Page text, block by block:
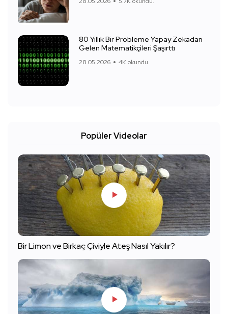
80 Yıllık Bir Probleme Yapay Zekadan
Gelen Matematikçileri Şaşırttı
28.05.2026 4K okundu.
Popüler Videolar
Bir Limon ve Birkaç Çiviyle Ateş Nasıl Yakılır?